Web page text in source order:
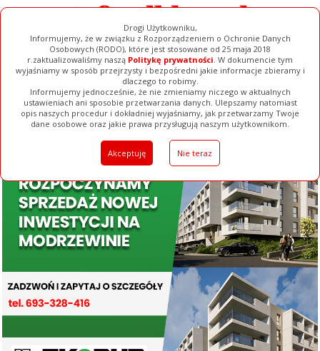
Drogi Użytkowniku,
Informujemy, że w związku z Rozporządzeniem o Ochronie Danych
Osobowych (RODO), które jest stosowane od 25 maja 2018
r.zaktualizowaliśmy naszą Politykę prywatności. W dokumencie tym
wyjaśniamy w sposób przejrzysty i bezpośredni jakie informacje zbieramy i
dlaczego to robimy.
Informujemy jednocześnie, że nie zmieniamy niczego w aktualnych
ustawieniach ani sposobie przetwarzania danych. Ulepszamy natomiast
opis naszych procedur i dokładniej wyjaśniamy, jak przetwarzamy Twoje
dane osobowe oraz jakie prawa przysługują naszym użytkownikom.
Akceptuję Nie teraz
Ogłoszenia Filmy Galerie Baza Firm Pełna Wersja